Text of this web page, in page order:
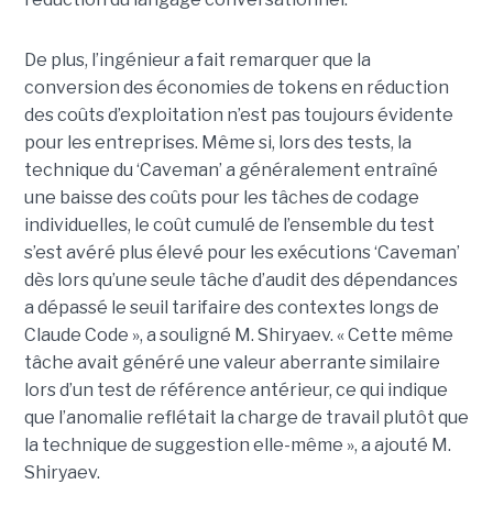
De plus, l’ingénieur a fait remarquer que la
conversion des économies de tokens en réduction
des coûts d’exploitation n’est pas toujours évidente
pour les entreprises. Même si, lors des tests, la
technique du ‘Caveman’ a généralement entraîné
une baisse des coûts pour les tâches de codage
individuelles, le coût cumulé de l’ensemble du test
s’est avéré plus élevé pour les exécutions ‘Caveman’
dès lors qu’une seule tâche d’audit des dépendances
a dépassé le seuil tarifaire des contextes longs de
Claude Code », a souligné M. Shiryaev. « Cette même
tâche avait généré une valeur aberrante similaire
lors d’un test de référence antérieur, ce qui indique
que l’anomalie reflétait la charge de travail plutôt que
la technique de suggestion elle-même », a ajouté M.
Shiryaev.